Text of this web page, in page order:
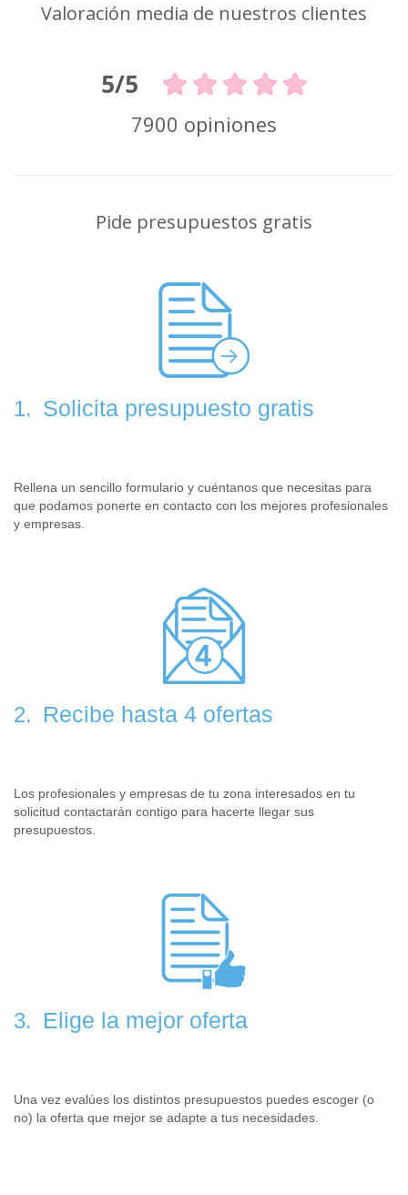
Valoración media de nuestros clientes
5/5
7900 opiniones
Pide presupuestos gratis
1. Solicita presupuesto gratis
Rellena un sencillo formulario y cuéntanos que necesitas para
que podamos ponerte en contacto con los mejores profesionales
y empresas.
2. Recibe hasta 4 ofertas
Los profesionales y empresas de tu zona interesados en tu
solicitud contactarán contigo para hacerte llegar sus
presupuestos.
3. Elige la mejor oferta
Una vez evalúes los distintos presupuestos puedes escoger (o
no) la oferta que mejor se adapte a tus necesidades.